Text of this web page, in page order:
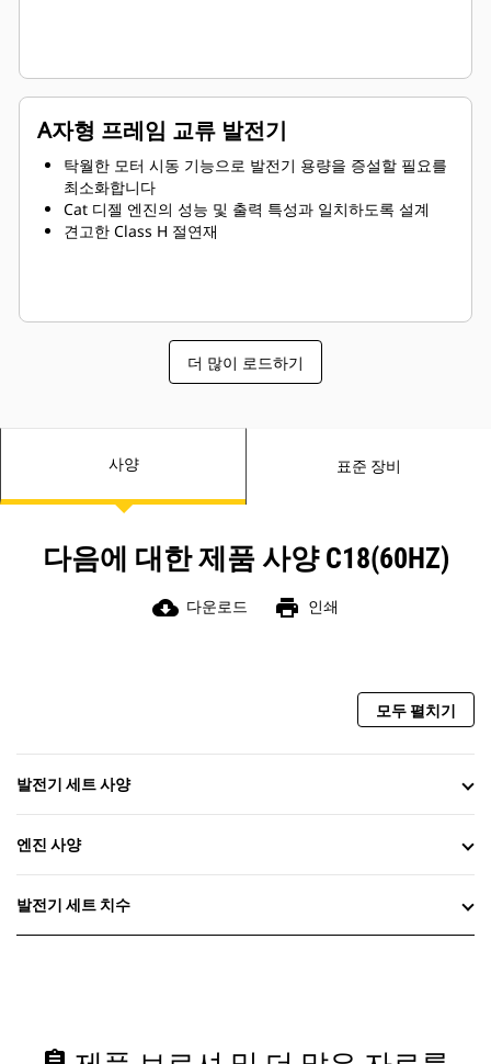
A자형 프레임 교류 발전기
탁월한 모터 시동 기능으로 발전기 용량을 증설할 필요를
최소화합니다
Cat 디젤 엔진의 성능 및 출력 특성과 일치하도록 설계
견고한 Class H 절연재
더 많이 로드하기
사양 표준 장비
다음에 대한 제품 사양 C18(60HZ)
cloud_download 다운로드 print 인쇄
모두 펼치기
발전기 세트 사양
엔진 사양
발전기 세트 치수